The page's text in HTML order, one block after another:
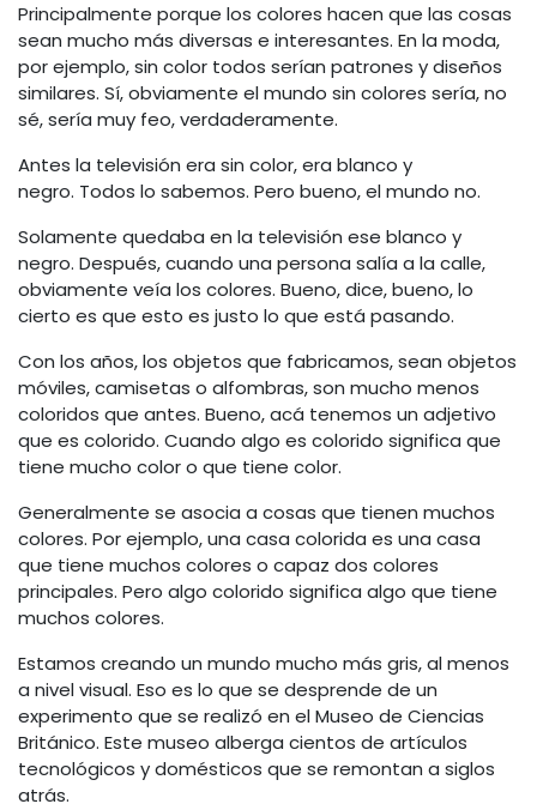
Principalmente porque los colores hacen que las cosas
sean mucho más diversas e interesantes. En la moda,
por ejemplo, sin color todos serían patrones y diseños
similares. Sí, obviamente el mundo sin colores sería, no
sé, sería muy feo, verdaderamente.
Antes la televisión era sin color, era blanco y
negro. Todos lo sabemos. Pero bueno, el mundo no.
Solamente quedaba en la televisión ese blanco y
negro. Después, cuando una persona salía a la calle,
obviamente veía los colores. Bueno, dice, bueno, lo
cierto es que esto es justo lo que está pasando.
Con los años, los objetos que fabricamos, sean objetos
móviles, camisetas o alfombras, son mucho menos
coloridos que antes. Bueno, acá tenemos un adjetivo
que es colorido. Cuando algo es colorido significa que
tiene mucho color o que tiene color.
Generalmente se asocia a cosas que tienen muchos
colores. Por ejemplo, una casa colorida es una casa
que tiene muchos colores o capaz dos colores
principales. Pero algo colorido significa algo que tiene
muchos colores.
Estamos creando un mundo mucho más gris, al menos
a nivel visual. Eso es lo que se desprende de un
experimento que se realizó en el Museo de Ciencias
Británico. Este museo alberga cientos de artículos
tecnológicos y domésticos que se remontan a siglos
atrás.